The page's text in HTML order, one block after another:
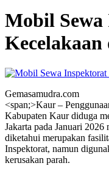
Mobil
Kecelakaan
Gemasamudra.com
<span;>Kaur –
Kabupaten Kaur diduga
Jakarta pada Januari 2026
diketahui merupakan
Inspektorat, namun
kerusakan parah.